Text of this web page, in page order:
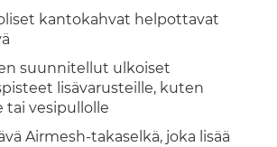
kantokahvat helpottavat
suunnitellut ulkoiset
lisävarusteille, kuten
tai vesipullolle
Airmesh-takaselkä, joka lisää